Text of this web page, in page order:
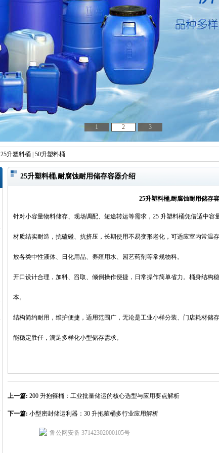
1 2 3
25升塑料桶 50升塑料桶
25升塑料桶,耐腐蚀耐用储存容器介绍
25升塑料桶,耐腐蚀耐用储存
针对小容量物料储存、现场调配、短途转运等需求，25 升塑料桶凭借适中容
材质结实耐造，抗磕碰、抗挤压，长期使用不易变形老化，可适应室内常温
放各类中性液体、日化用品、养殖用水、园艺药剂等常规物料。
开口设计合理，加料、舀取、倾倒操作便捷，日常操作简单省力。桶身结构
本。
结构简约耐用，维护便捷，适用范围广，无论是工业小样分装、门店耗材储
能稳定胜任，满足多样化小型储存需求。
上一篇: 200 升抱箍桶：工业批量储运的核心选型与应用要点解析
下一篇: 小型密封储运利器：30 升抱箍桶多行业应用解析
鲁公网安备 37142302000105号